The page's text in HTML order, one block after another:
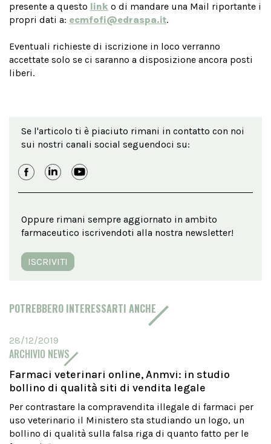
presente a questo link o di mandare una Mail riportante i
propri dati a: ecmfofi@edraspa.it.
Eventuali richieste di iscrizione in loco verranno
accettate solo se ci saranno a disposizione ancora posti
liberi.
Se l'articolo ti è piaciuto rimani in contatto con noi
sui nostri canali social seguendoci su:
Oppure rimani sempre aggiornato in ambito
farmaceutico iscrivendoti alla nostra newsletter!
ISCRIVITI
POTREBBERO INTERESSARTI ANCHE
28/12/2019
ARCHIVIO NEWS
Farmaci veterinari online, Anmvi: in studio
bollino di qualità siti di vendita legale
Per contrastare la compravendita illegale di farmaci per
uso veterinario il Ministero sta studiando un logo, un
bollino di qualità sulla falsa riga di quanto fatto per le